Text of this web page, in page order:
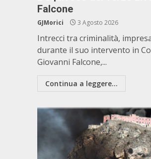
Falcone
GJMorici 3 Agosto 2026
Intrecci tra criminalità,
durante il suo intervento in
Giovanni Falcone,...
Continua a leggere...